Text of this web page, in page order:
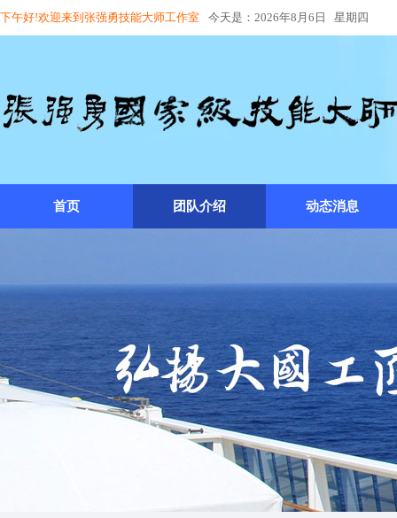
下午好!欢迎来到张强勇技能大师工作室 今天是：2026年8月6日 星期四
首页 团队介绍 动态消息